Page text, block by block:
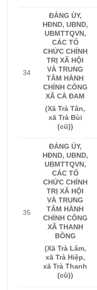
34
ĐẢNG ỦY,
HĐND, UBND,
UBMTTQVN,
CÁC TỔ
CHỨC CHÍNH
TRỊ XÃ HỘI
VÀ TRUNG
TÂM HÀNH
CHÍNH CÔNG
XÃ CÀ ĐAM
(Xã Trà Tân,
xã Trà Bùi
(cũ))
35
ĐẢNG ỦY,
HĐND, UBND,
UBMTTQVN,
CÁC TỔ
CHỨC CHÍNH
TRỊ XÃ HỘI
VÀ TRUNG
TÂM HÀNH
CHÍNH CÔNG
XÃ THANH
BỒNG
(Xã Trà Lâm,
xã Trà Hiệp,
xã Trà Thanh
(cũ))